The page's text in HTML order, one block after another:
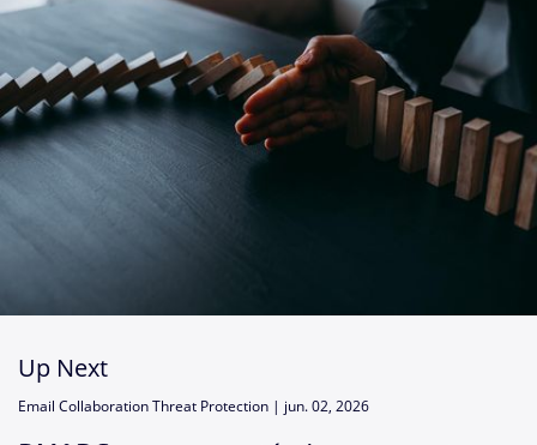
Up Next
Email Collaboration Threat Protection | jun. 02, 2026